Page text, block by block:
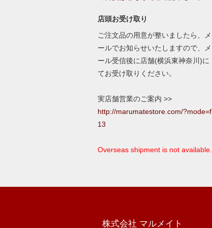
店頭お受け取り
ご注文品の用意が整いましたら、メ
ールでお知らせいたしますので、メ
ール受信後に店舗(横浜東神奈川)に
てお受け取りください。
実店舗営業のご案内 >>
http://marumatestore.com/?mode=f
13
Overseas shipment is not available.
株式会社 マルメイト